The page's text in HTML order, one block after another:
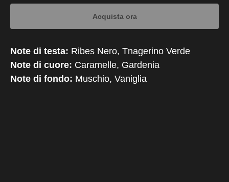
Acquista ora
Note di testa: Ribes Nero, Tnagerino Verde
Note di cuore: Caramelle, Gardenia
Note di fondo: Muschio, Vaniglia